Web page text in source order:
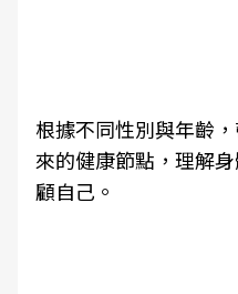
根據不同性別與年齡
來的健康節點，理解
顧自己。